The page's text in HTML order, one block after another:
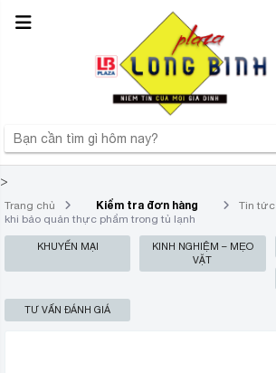
>
Trang chủ Kiểm tra đơn hàng Tin tức
khi bảo quản thực phẩm trong tủ lạnh
KHUYẾN MẠI
KINH NGHIỆM – MẸO
VẶT
TƯ VẤN ĐÁNH GIÁ